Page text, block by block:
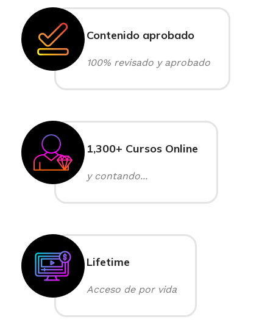
Contenido aprobado
100% revisado y aprobado
1,300+ Cursos Online
y contando...
Lifetime
Acceso de por vida